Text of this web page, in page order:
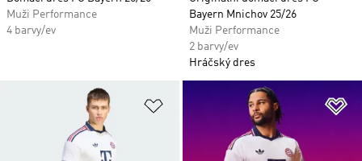
Muži Performance
4 barvy/ev
Bayern Mnichov 25/26
Muži Performance
2 barvy/ev
Hráčský dres
Přidat do seznamu přání